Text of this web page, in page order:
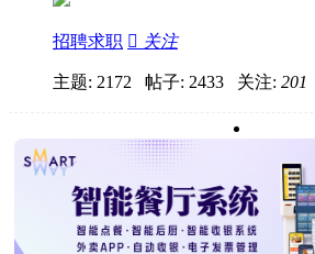
招聘求职  关注
主题: 2172 帖子: 2433 关注: 201